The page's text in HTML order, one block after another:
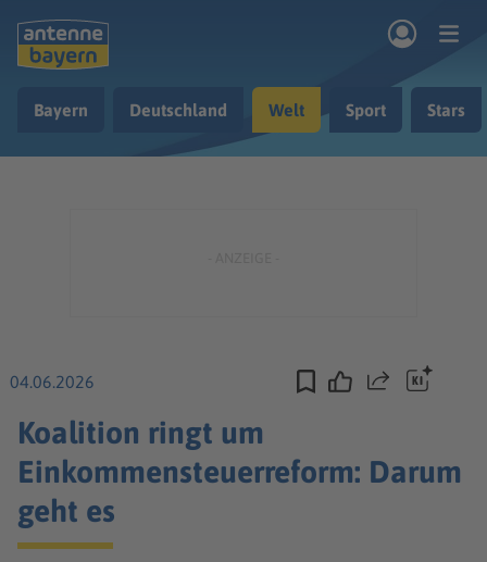
Nachrichten
Bayern Deutschland Welt Sport Stars
04.06.2026 Teilen
Koalition ringt um
Einkommensteuerreform: Darum
geht es